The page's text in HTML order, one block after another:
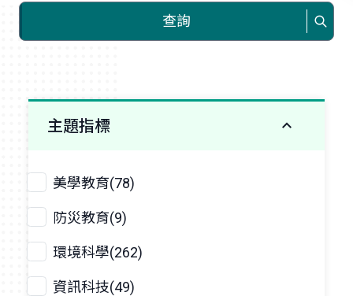
查詢
主題指標
美學教育(78)
防災教育(9)
環境科學(262)
資訊科技(49)